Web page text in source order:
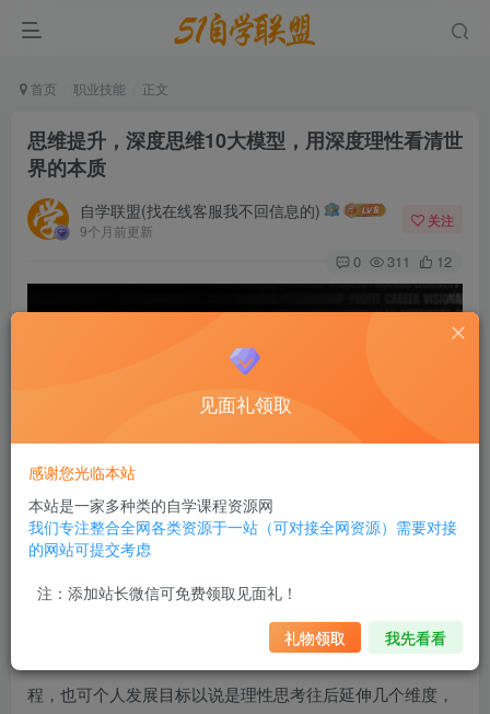
首页 职业技能 正文
思维提升，深度思维10大模型，用深度理性看清世
界的本质
自学联盟(找在线客服我不回信息的)
9个月前更新
关注
0 311 12
理性看清世界的本质 培训课程内容介绍：
何为深度思考？其实质就是一种不断逼近事情本质的思考过
程，也可个人发展目标以说是理性思考往后延伸几个维度，
见面礼领取
感谢您光临本站
本站是一家多种类的自学课程资源网
我们专注整合全网各类资源于一站（可对接全网资源）需要对接
的网站可提交考虑
注：添加站长微信可免费领取见面礼！
礼物领取 我先看看